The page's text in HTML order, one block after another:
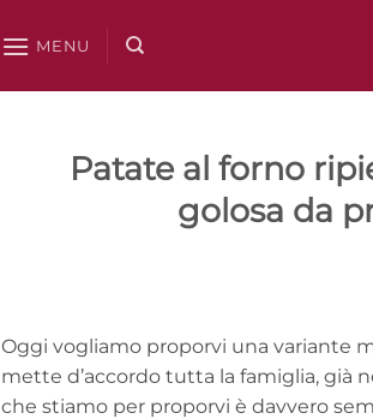
MENU
Patate al forno
golosa da
Oggi vogliamo proporvi una variante
mette d’accordo tutta la famiglia, già
che stiamo per proporvi è davvero